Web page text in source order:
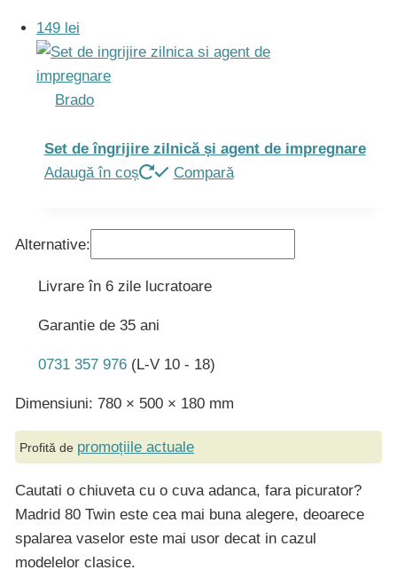
149 lei
Brado
Set de îngrijire zilnică și agent de impregnare
Adaugă în coș
Compară
Alternative:
Livrare în 6 zile lucratoare
Garantie de 35 ani
0731 357 976 (L-V 10 - 18)
Dimensiuni: 780 × 500 × 180 mm
Profită de promoțiile actuale
Cautati o chiuveta cu o cuva adanca, fara picurator?
Madrid 80 Twin este cea mai buna alegere, deoarece
spalarea vaselor este mai usor decat in cazul
modelelor clasice.